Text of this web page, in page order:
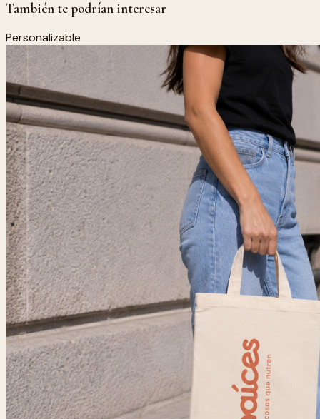
También te podrían interesar
Personalizable